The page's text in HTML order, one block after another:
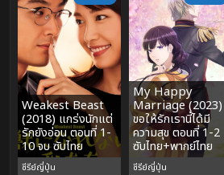
Weakest Beast
(2018) แกร่งนักแต่
รักยังอ่อน ตอนที่ 1-
10 จบ ซับไทย
ซีรีย์ญี่ปุ่น
My Happy
Marriage (2023)
ขอให้รักเรานี้ได้มี
ความสุข ตอนที่ 1-2
ซับไทย+พากย์ไทย
ซีรีย์ญี่ปุ่น